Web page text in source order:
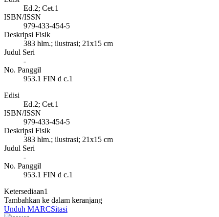
Ed.2; Cet.1
ISBN/ISSN
979-433-454-5
Deskripsi Fisik
383 hlm.; ilustrasi; 21x15 cm
Judul Seri
-
No. Panggil
953.1 FIN d c.1
Edisi
Ed.2; Cet.1
ISBN/ISSN
979-433-454-5
Deskripsi Fisik
383 hlm.; ilustrasi; 21x15 cm
Judul Seri
-
No. Panggil
953.1 FIN d c.1
Ketersediaan1
Tambahkan ke dalam keranjang
Unduh MARCSitasi